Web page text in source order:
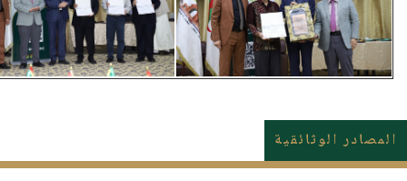
المصادر الوثائقية